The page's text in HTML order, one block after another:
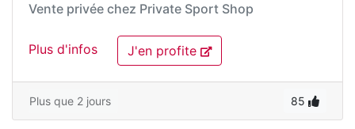
Vente privée chez Private Sport Shop
Plus d'infos J'en profite
Plus que 2 jours 85